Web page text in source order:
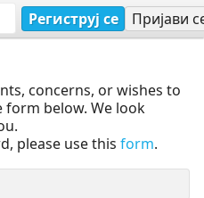
Региструј се Пријави
concerns, or wishes to
form below. We look
please use this form.